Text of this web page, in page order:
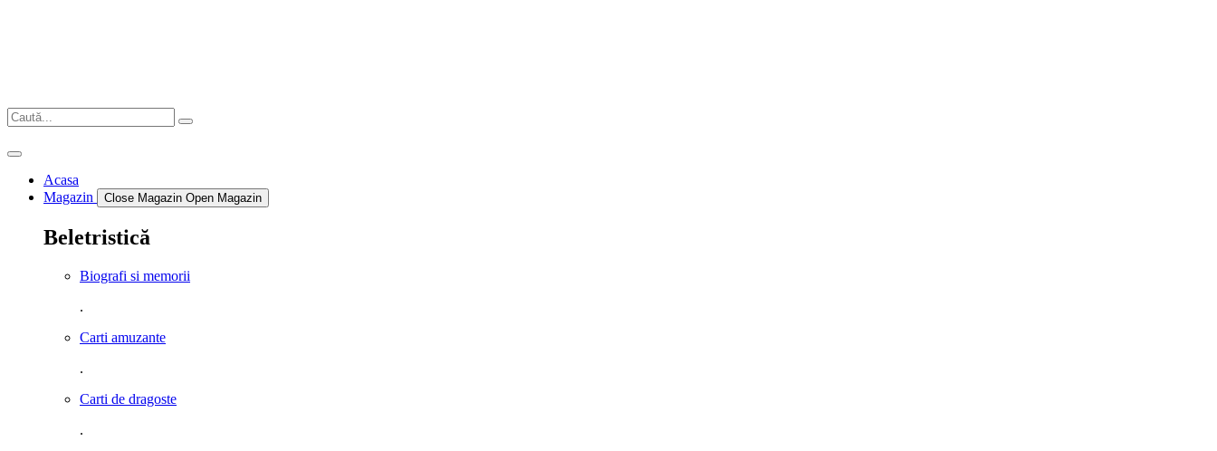
Acasa
Magazin
Close Magazin Open Magazin
Beletristică
Biografi si memorii
.
Carti amuzante
.
Carti de dragoste
.